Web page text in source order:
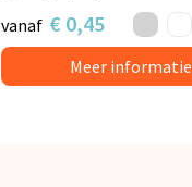
vanaf € 0,45
Meer informatie